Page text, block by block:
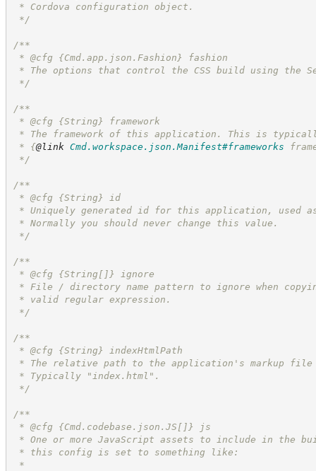
* Cordova configuration object.
*/
/**
* @cfg {Cmd.app.json.Fashion}
fashion
* The options that control the CSS build using the
*/
/**
* @cfg {String}
framework
* The framework of this application. This is
* {@link Cmd.workspace.json.Manifest#frameworks
*/
/**
* @cfg {String}
id
* Uniquely generated id for this application, used
* Normally you should never change this value.
*/
/**
* @cfg {String[]}
ignore
* File / directory name pattern to ignore when
* valid regular expression.
*/
/**
* @cfg {String}
indexHtmlPath
* The relative path to the application's markup
* Typically "index.html".
*/
/**
* @cfg {Cmd.codebase.json.JS[]}
js
* One or more JavaScript assets to include in the
* this config is set to something like:
*